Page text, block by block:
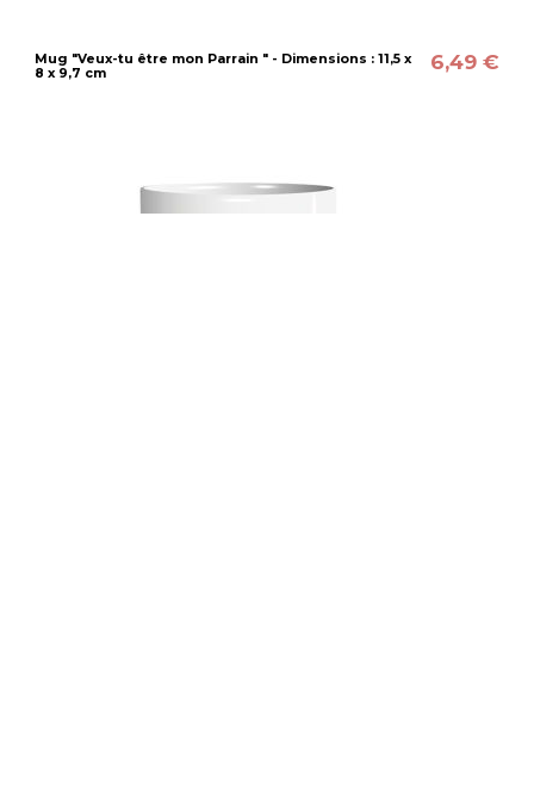
Mug "Veux-tu être mon Parrain " - Dimensions : 11,5 x
8 x 9,7 cm
6,49 €